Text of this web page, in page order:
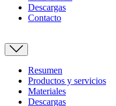
Descargas
Contacto
Resumen
Productos y servicios
Materiales
Descargas